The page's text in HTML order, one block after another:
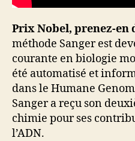
Prix Nobel, prenez-en
méthode Sanger est
courante en biologie
été automatisé et
dans le Humane
Sanger a reçu son
chimie pour ses
l’ADN.